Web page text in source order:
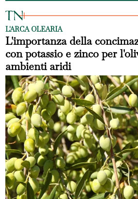
L'ARCA OLEARIA
L'importanza della
con potassio e zinco per
ambienti aridi